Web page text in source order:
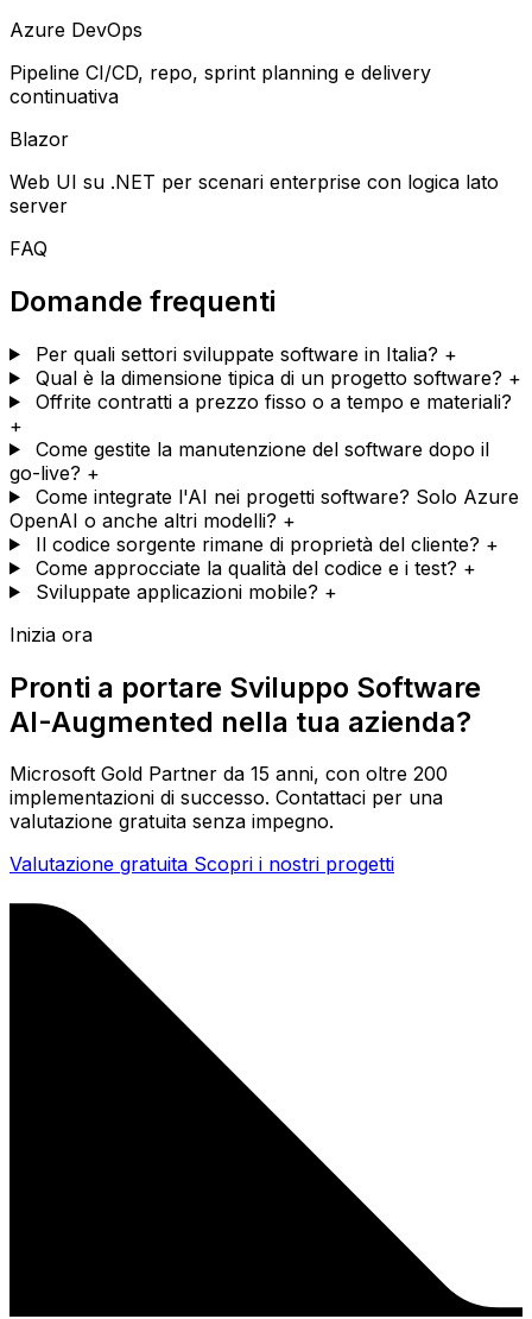
Azure DevOps
Pipeline CI/CD, repo, sprint planning e delivery
continuativa
Blazor
Web UI su .NET per scenari enterprise con logica lato
server
FAQ
Domande frequenti
Per quali settori sviluppate software in Italia? +
Qual è la dimensione tipica di un progetto software? +
Offrite contratti a prezzo fisso o a tempo e materiali?
+
Come gestite la manutenzione del software dopo il
go-live? +
Come integrate l'AI nei progetti software? Solo Azure
OpenAI o anche altri modelli? +
Il codice sorgente rimane di proprietà del cliente? +
Come approcciate la qualità del codice e i test? +
Sviluppate applicazioni mobile? +
Inizia ora
Pronti a portare Sviluppo Software
AI-Augmented nella tua azienda?
Microsoft Gold Partner da 15 anni, con oltre 200
implementazioni di successo. Contattaci per una
valutazione gratuita senza impegno.
Valutazione gratuita Scopri i nostri progetti